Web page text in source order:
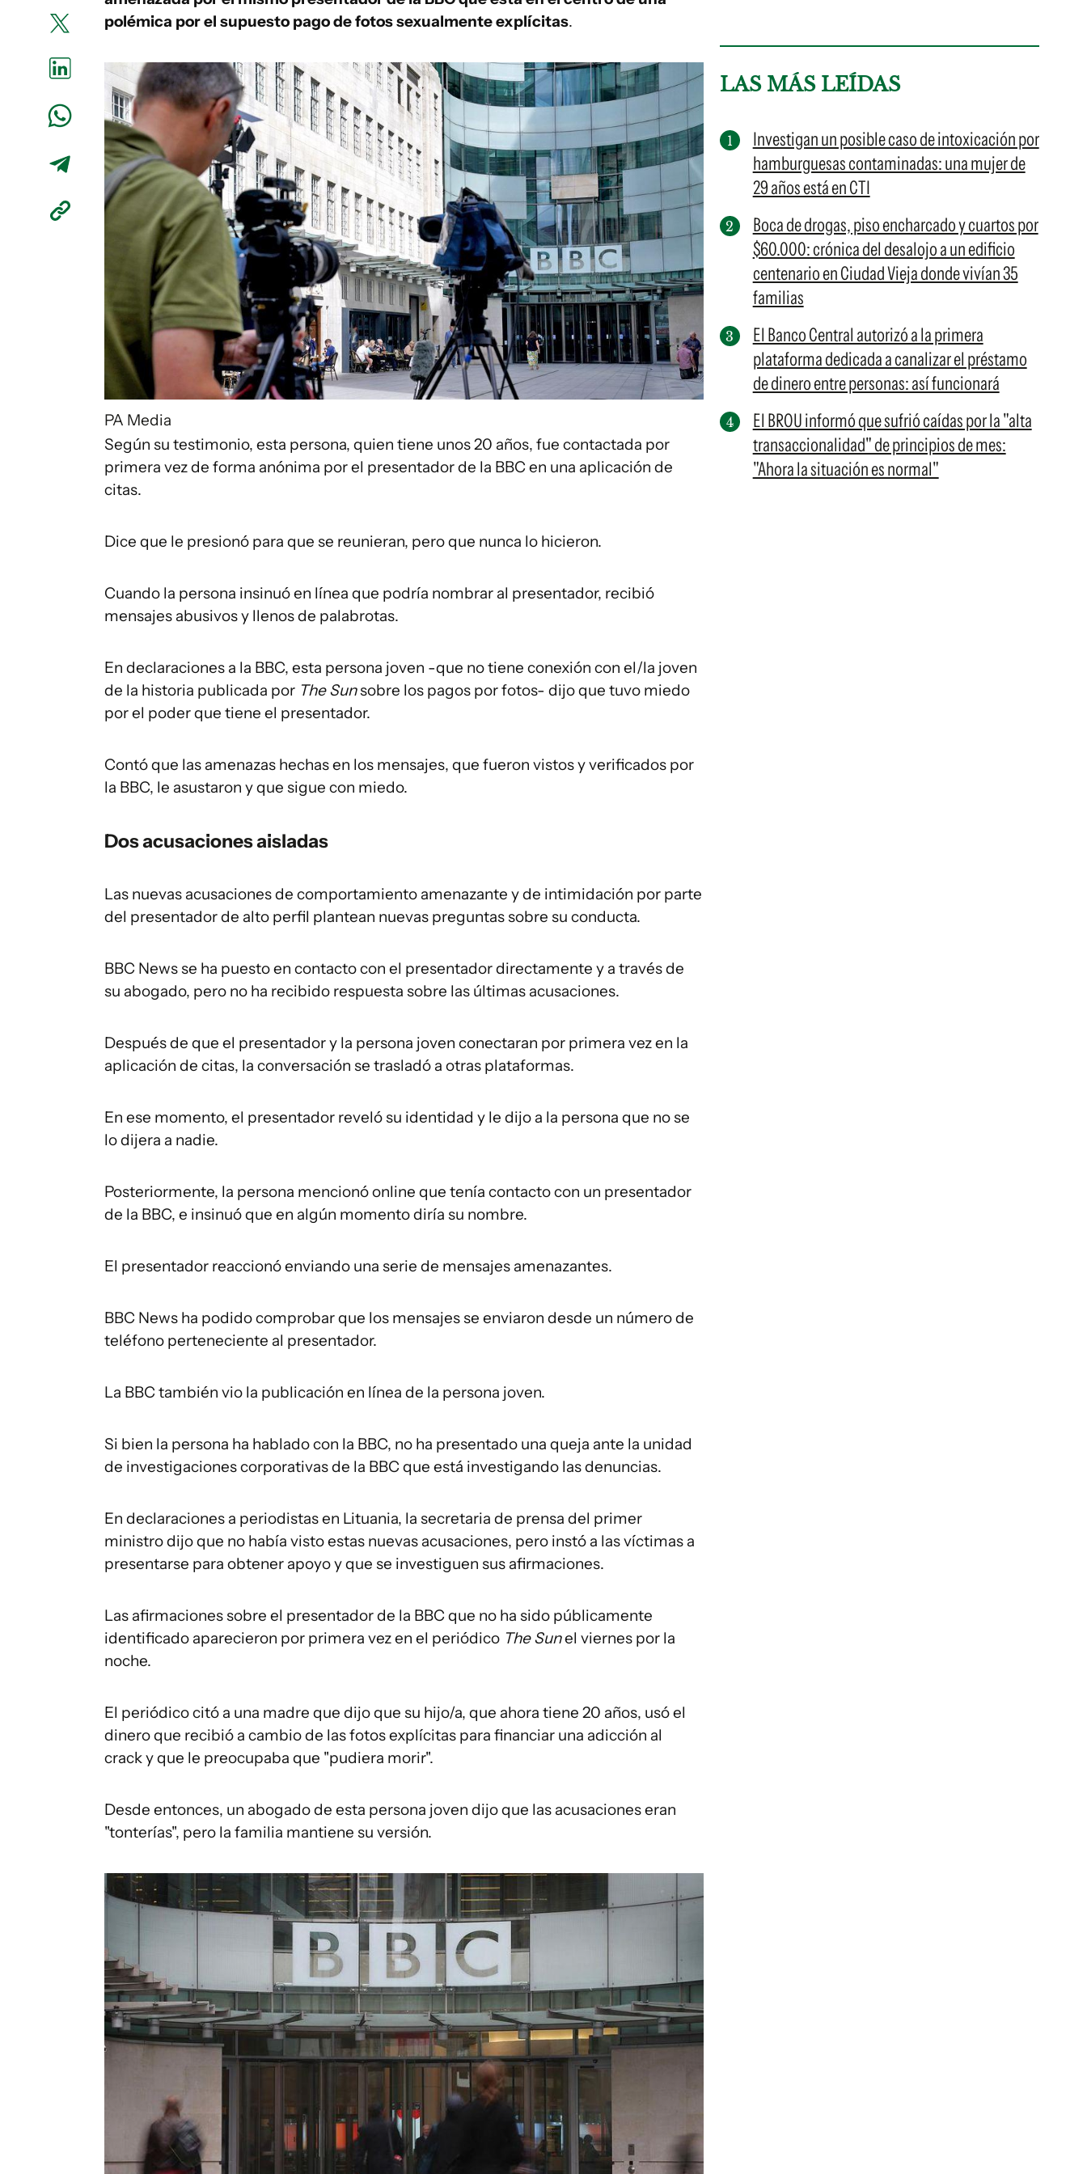
polémica por el supuesto pago de fotos sexualmente explícitas.
PA Media
Según su testimonio, esta persona, quien tiene unos 20 años, fue contactada por
primera vez de forma anónima por el presentador de la BBC en una aplicación de
citas.
Dice que le presionó para que se reunieran, pero que nunca lo hicieron.
Cuando la persona insinuó en línea que podría nombrar al presentador, recibió
mensajes abusivos y llenos de palabrotas.
En declaraciones a la BBC, esta persona joven -que no tiene conexión con el/la joven
de la historia publicada por The Sunsobre los pagos por fotos- dijo que tuvo miedo
por el poder que tiene el presentador.
Contó que las amenazas hechas en los mensajes, que fueron vistos y verificados por
la BBC, le asustaron y que sigue con miedo.
Dos acusaciones aisladas
Las nuevas acusaciones de comportamiento amenazante y de intimidación por parte
del presentador de alto perfil plantean nuevas preguntas sobre su conducta.
BBC News se ha puesto en contacto con el presentador directamente y a través de
su abogado, pero no ha recibido respuesta sobre las últimas acusaciones.
Después de que el presentador y la persona joven conectaran por primera vez en la
aplicación de citas, la conversación se trasladó a otras plataformas.
En ese momento, el presentador reveló su identidad y le dijo a la persona que no se
lo dijera a nadie.
Posteriormente, la persona mencionó online que tenía contacto con un presentador
de la BBC, e insinuó que en algún momento diría su nombre.
El presentador reaccionó enviando una serie de mensajes amenazantes.
BBC News ha podido comprobar que los mensajes se enviaron desde un número de
teléfono perteneciente al presentador.
La BBC también vio la publicación en línea de la persona joven.
Si bien la persona ha hablado con la BBC, no ha presentado una queja ante la unidad
de investigaciones corporativas de la BBC que está investigando las denuncias.
En declaraciones a periodistas en Lituania, la secretaria de prensa del primer
ministro dijo que no había visto estas nuevas acusaciones, pero instó a las víctimas a
presentarse para obtener apoyo y que se investiguen sus afirmaciones.
Las afirmaciones sobre el presentador de la BBC que no ha sido públicamente
identificado aparecieron por primera vez en el periódico The Sunel viernes por la
noche.
El periódico citó a una madre que dijo que su hijo/a, que ahora tiene 20 años, usó el
dinero que recibió a cambio de las fotos explícitas para financiar una adicción al
crack y que le preocupaba que "pudiera morir".
Desde entonces, un abogado de esta persona joven dijo que las acusaciones eran
"tonterías", pero la familia mantiene su versión.
LAS MÁS LEÍDAS
Investigan un posible caso de intoxicación por
hamburguesas contaminadas: una mujer de
29 años está en CTI
Boca de drogas, piso encharcado y cuartos por
$60.000: crónica del desalojo a un edificio
centenario en Ciudad Vieja donde vivían 35
familias
El Banco Central autorizó a la primera
plataforma dedicada a canalizar el préstamo
de dinero entre personas: así funcionará
El BROU informó que sufrió caídas por la "alta
transaccionalidad" de principios de mes:
"Ahora la situación es normal"